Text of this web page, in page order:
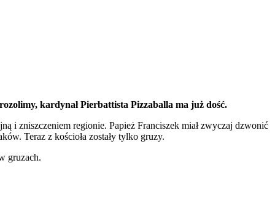
kardynał Pierbattista Pizzaballa ma już dość.
i zniszczeniem regionie. Papież Franciszek miał zwyczaj dzwonić
Teraz z kościoła zostały tylko gruzy.
gruzach.